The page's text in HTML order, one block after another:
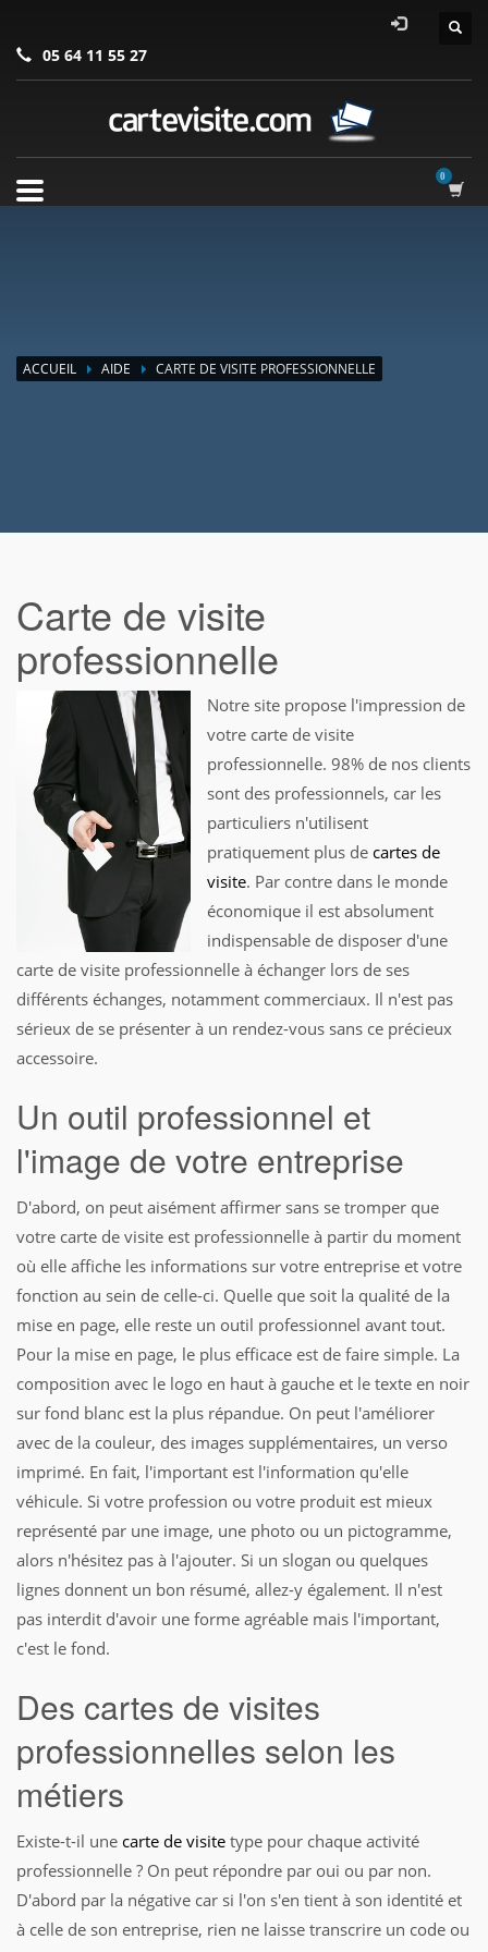
05 64 11 55 27
ACCUEIL AIDE CARTE DE VISITE PROFESSIONNELLE
Carte de visite
professionnelle
Notre site propose l'impression de
votre carte de visite
professionnelle. 98% de nos clients
sont des professionnels, car les
particuliers n'utilisent
pratiquement plus de cartes de
visite. Par contre dans le monde
économique il est absolument
indispensable de disposer d'une
carte de visite professionnelle à échanger lors de ses
différents échanges, notamment commerciaux. Il n'est pas
sérieux de se présenter à un rendez-vous sans ce précieux
accessoire.
Un outil professionnel et
l'image de votre entreprise
D'abord, on peut aisément affirmer sans se tromper que
votre carte de visite est professionnelle à partir du moment
où elle affiche les informations sur votre entreprise et votre
fonction au sein de celle-ci. Quelle que soit la qualité de la
mise en page, elle reste un outil professionnel avant tout.
Pour la mise en page, le plus efficace est de faire simple. La
composition avec le logo en haut à gauche et le texte en noir
sur fond blanc est la plus répandue. On peut l'améliorer
avec de la couleur, des images supplémentaires, un verso
imprimé. En fait, l'important est l'information qu'elle
véhicule. Si votre profession ou votre produit est mieux
représenté par une image, une photo ou un pictogramme,
alors n'hésitez pas à l'ajouter. Si un slogan ou quelques
lignes donnent un bon résumé, allez-y également. Il n'est
pas interdit d'avoir une forme agréable mais l'important,
c'est le fond.
Des cartes de visites
professionnelles selon les
métiers
Existe-t-il une carte de visite type pour chaque activité
professionnelle ? On peut répondre par oui ou par non.
D'abord par la négative car si l'on s'en tient à son identité et
à celle de son entreprise, rien ne laisse transcrire un code ou